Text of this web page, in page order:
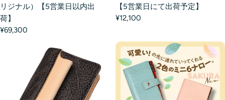
リジナル）【5営業日以内出
荷】
¥69,300
【5営業日にて出荷予定】
¥12,100